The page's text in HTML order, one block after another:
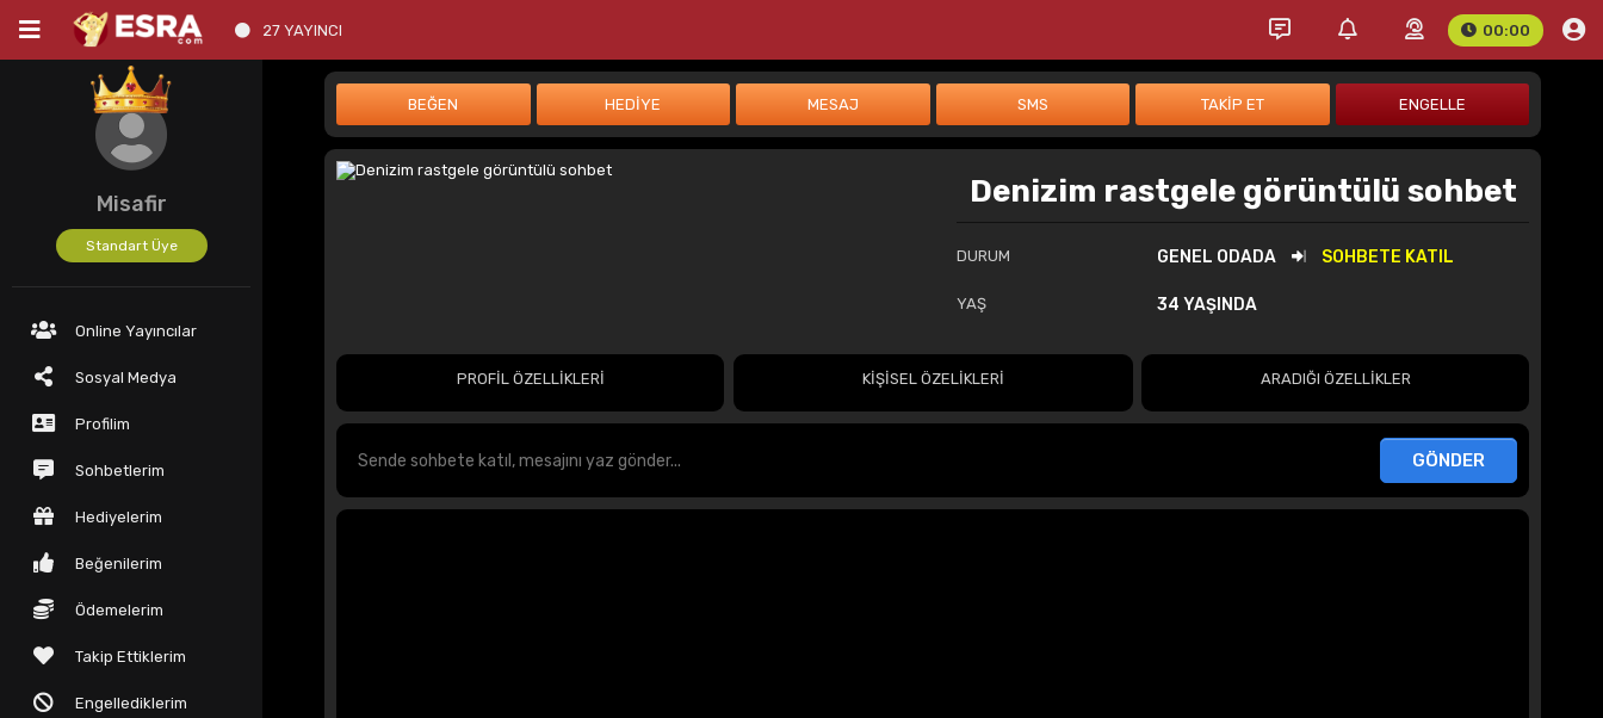
27 YAYINCI 00:00
Misafir
Standart Üye
Online Yayıncılar
Sosyal Medya
Profilim
Sohbetlerim
Hediyelerim
Beğenilerim
Ödemelerim
Takip Ettiklerim
Engellediklerim
Denizim rastgele görüntülü sohbet
DURUM GENEL ODADA SOHBETE KATIL
YAŞ 34 YAŞINDA
PROFİL ÖZELLİKLERİ KİŞİSEL ÖZELİKLERİ ARADIĞI ÖZELLİKLER